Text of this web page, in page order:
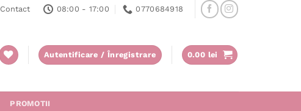
Contact 08:00 - 17:00 0770684918
Autentificare / Înregistrare 0.00 lei
PROMOTII